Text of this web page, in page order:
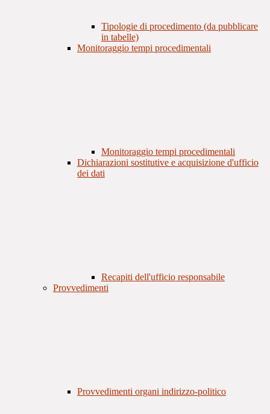
Tipologie di procedimento (da pubblicare
in tabelle)
Monitoraggio tempi procedimentali
Monitoraggio tempi procedimentali
Dichiarazioni sostitutive e acquisizione d'ufficio
dei dati
Recapiti dell'ufficio responsabile
Provvedimenti
Provvedimenti organi indirizzo-politico